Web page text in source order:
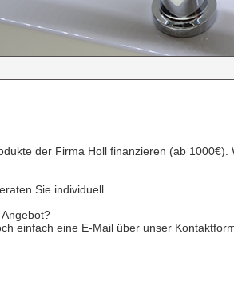
der Firma Holl finanzieren (ab 1000€).
Sie individuell.
einfach eine E-Mail über unser